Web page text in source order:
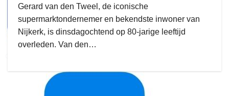
delangekortland
Gerard van den Tweel, de iconische
supermarktondernemer en bekendste inwoner van
Nijkerk, is dinsdagochtend op 80-jarige leeftijd
overleden. Van den…